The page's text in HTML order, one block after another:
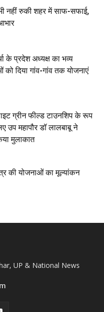
नहीं रुकी शहर में साफ-सफाई,
के प्रदेश अध्यक्ष का भव्य
को दिया गांव-गांव तक योजनाएं
ग्रीन फील्ड टाउनशिप के रूप
उप महापौर डॉ लालबाबू ने
मुलाकात
की योजनाओं का मूल्यांकन
UP & National News